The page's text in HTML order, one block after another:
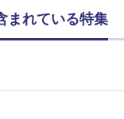
れている特集